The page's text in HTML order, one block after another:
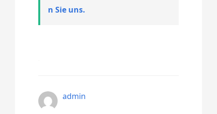
n Sie uns.
admin